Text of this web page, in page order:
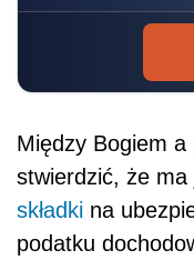
Między Bogiem
stwierdzić, że ma
składki na
podatku